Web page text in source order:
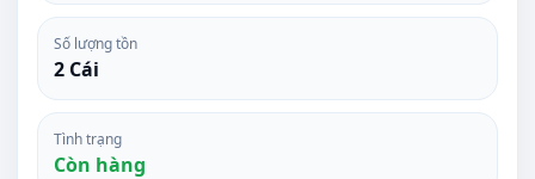
Số lượng tồn
2 Cái
Tình trạng
Còn hàng